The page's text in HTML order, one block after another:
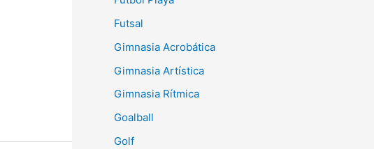
Futsal
Gimnasia Acrobática
Gimnasia Artística
Gimnasia Rítmica
Goalball
Golf